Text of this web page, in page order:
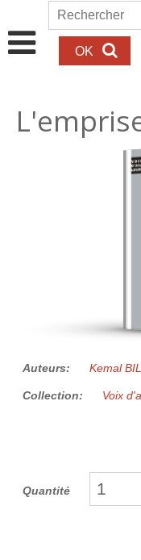
Aller au contenu
Rechercher
Auteurs: Kemal
Collection: Voix
Quantité